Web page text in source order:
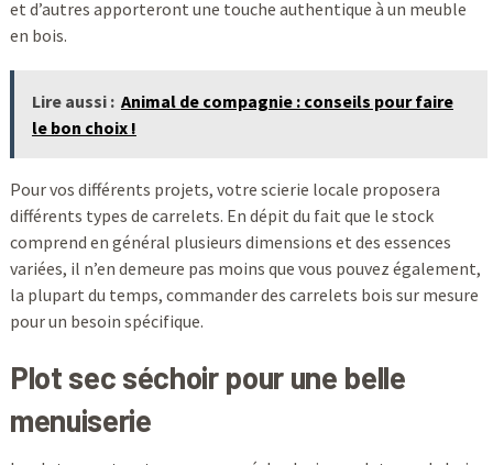
et d’autres apporteront une touche authentique à un meuble
en bois.
Lire aussi : Animal de compagnie : conseils pour faire
le bon choix !
Pour vos différents projets, votre scierie locale proposera
différents types de carrelets. En dépit du fait que le stock
comprend en général plusieurs dimensions et des essences
variées, il n’en demeure pas moins que vous pouvez également,
la plupart du temps, commander des carrelets bois sur mesure
pour un besoin spécifique.
Plot sec séchoir pour une belle
menuiserie